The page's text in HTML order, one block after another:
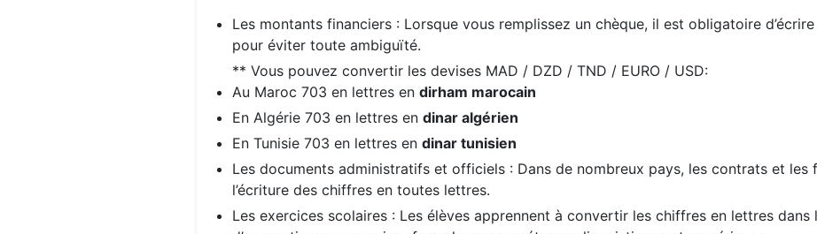
Les montants financiers : Lorsque vous remplissez un chèque, il est obligatoire
pour éviter toute ambiguïté.
** Vous pouvez convertir les devises MAD / DZD / TND / EURO / USD:
Au Maroc 703 en lettres en dirham marocain
En Algérie 703 en lettres en dinar algérien
En Tunisie 703 en lettres en dinar tunisien
Les documents administratifs et officiels : Dans de nombreux pays, les contrats et les
l’écriture des chiffres en toutes lettres.
Les exercices scolaires : Les élèves apprennent à convertir les chiffres en lettres dans